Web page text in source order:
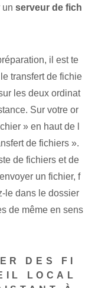
un serveur de fich
il est te
transfert de fichie
les deux ordinat
Sur votre or
» en haut de l
de fichiers ».
de fichiers et de
un fichier, f
le dans le dossier
de même en sens
DES FI
LOCAL